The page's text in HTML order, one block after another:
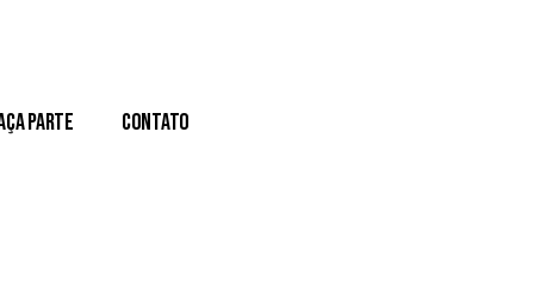
Parte Contato